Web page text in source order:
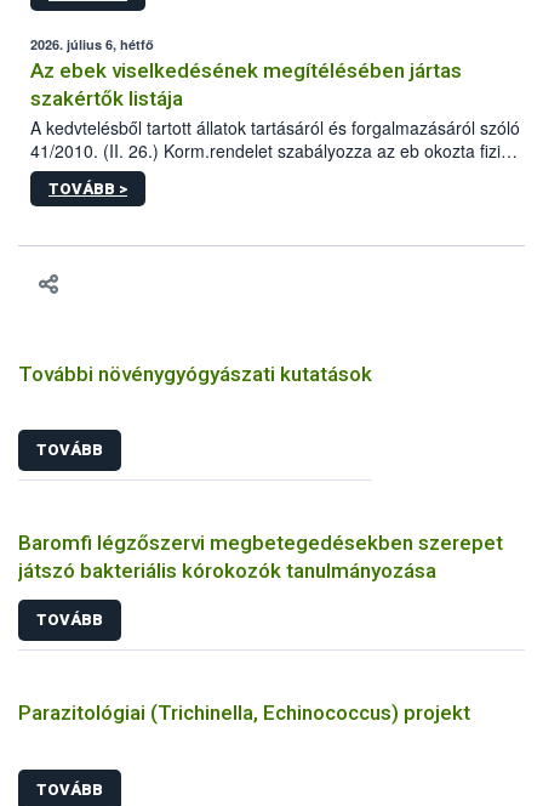
2026. július 6, hétfő
Az ebek viselkedésének megítélésében jártas
szakértők listája
A kedvtelésből tartott állatok tartásáról és forgalmazásáról szóló
41/2010. (II. 26.) Korm.rendelet szabályozza az eb okozta fizikai
sérülés, illetve ennek veszélye keletkezésekor felmerülő
hatósági feladatokat, valamint a veszélyes eb tartását és annak
vonni az ebek viselkedésének megítélésében jártas szakértőt.
TOVÁBB >
További növénygyógyászati kutatások
TOVÁBB
Baromfi légzőszervi megbetegedésekben szerepet
játszó bakteriális kórokozók tanulmányozása
TOVÁBB
Parazitológiai (Trichinella, Echinococcus) projekt
TOVÁBB